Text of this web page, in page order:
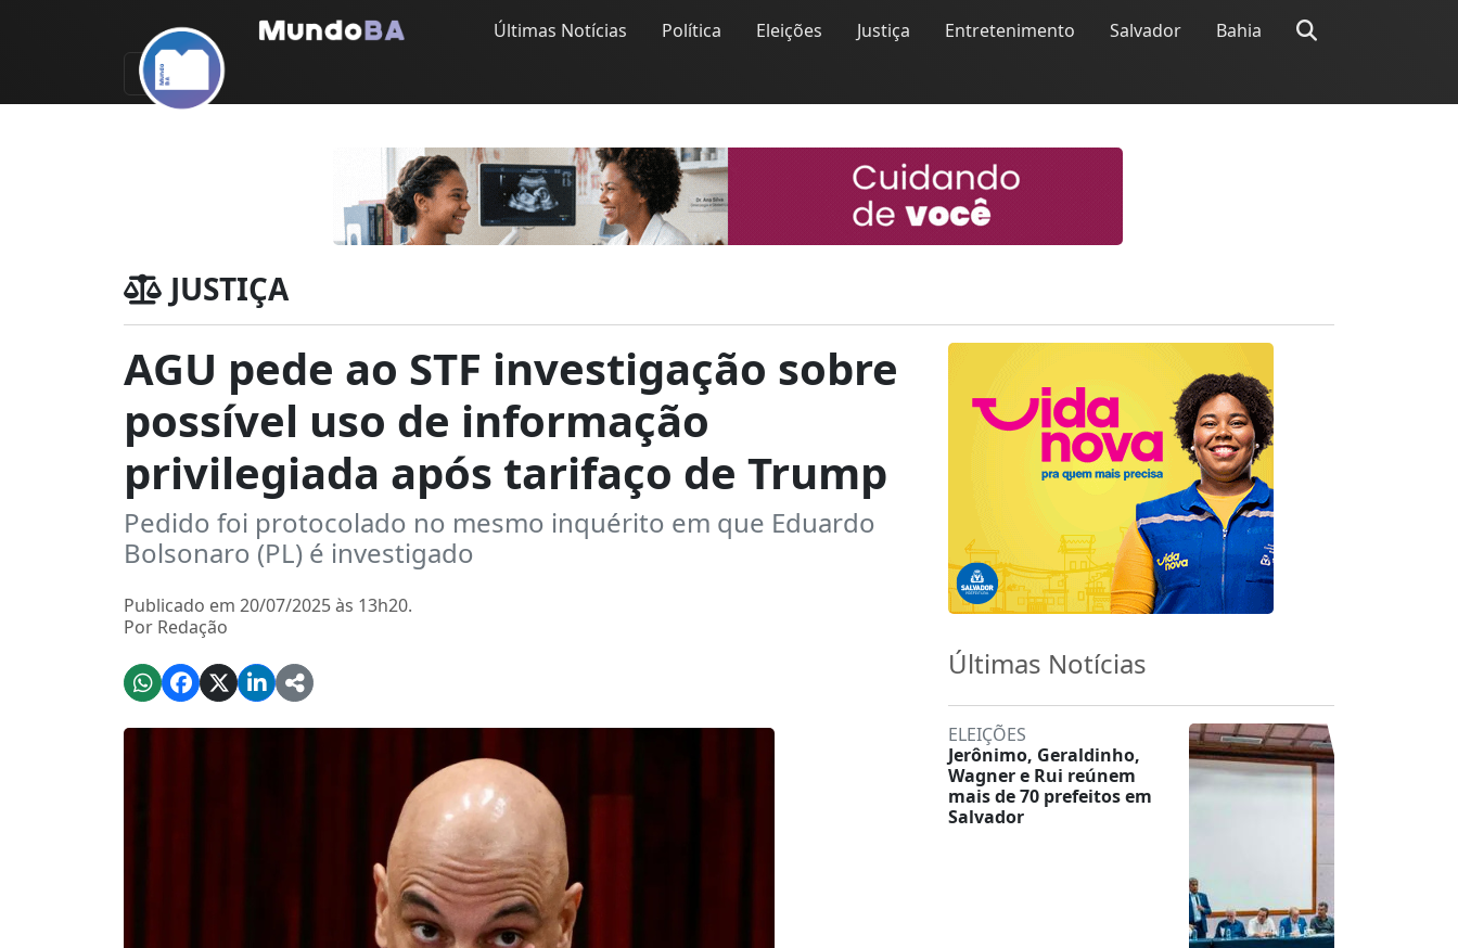
Últimas Notícias Política Eleições Justiça Entretenimento Salvador Bahia
JUSTIÇA
AGU pede ao STF investigação sobre
possível uso de informação
privilegiada após tarifaço de Trump
Pedido foi protocolado no mesmo inquérito em que Eduardo
Bolsonaro (PL) é investigado
Publicado em 20/07/2025 às 13h20.
Por Redação
Últimas Notícias
ELEIÇÕES
Jerônimo, Geraldinho,
Wagner e Rui reúnem
mais de 70 prefeitos em
Salvador